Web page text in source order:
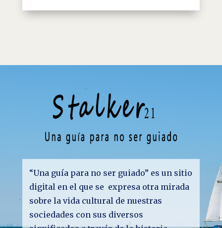
“Una guía para no ser guiado” es un sitio
digital en el que se expresa otra mirada
sobre la vida cultural de nuestras
sociedades con sus diversos